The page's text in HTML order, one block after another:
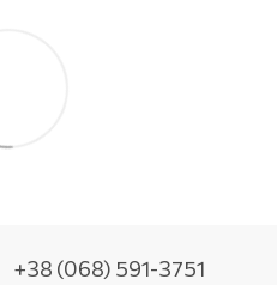
+38 (068) 591-3751